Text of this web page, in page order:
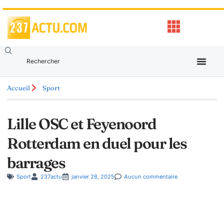
Accueil Sport
Lille OSC et Feyenoord
Rotterdam en duel pour les
barrages
Sport 237actu janvier 28, 2025 Aucun commentaire